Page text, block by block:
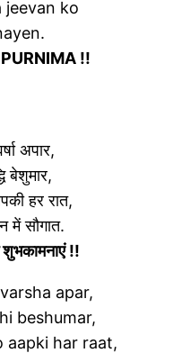
jeevan ko
!!
अपार,
बेशुमार,
हर रात,
में सौगात.
शुभकामनाएं !!
apar,
beshumar,
aapki har raat,